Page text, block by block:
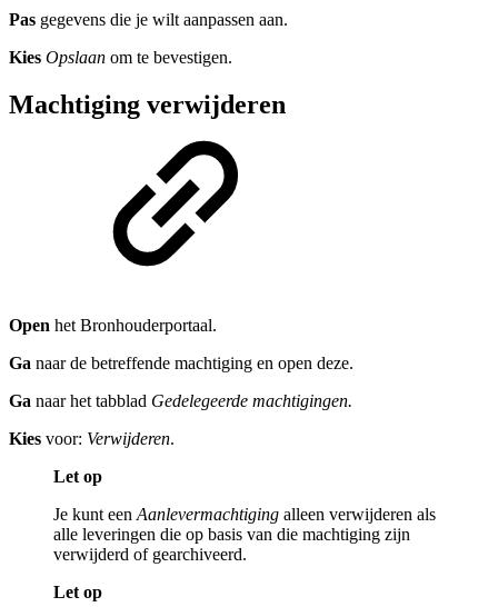
Pas gegevens die je wilt aanpassen aan.
Kies Opslaan om te bevestigen.
Machtiging verwijderen
Open het Bronhouderportaal.
Ga naar de betreffende machtiging en open deze.
Ga naar het tabblad Gedelegeerde machtigingen.
Kies voor: Verwijderen.
Let op
Je kunt een Aanlevermachtiging alleen verwijderen als
alle leveringen die op basis van die machtiging zijn
verwijderd of gearchiveerd.
Let op